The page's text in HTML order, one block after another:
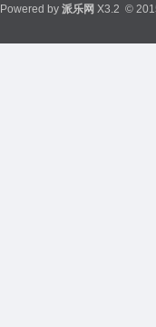
Powered by 派乐网 X3.2 ©